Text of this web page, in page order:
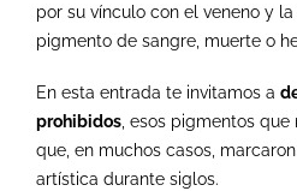
por su vínculo con el veneno y
pigmento de sangre, muerte o
En esta entrada te invitamos a
prohibidos, esos pigmentos
que, en muchos casos,
artística durante siglos.